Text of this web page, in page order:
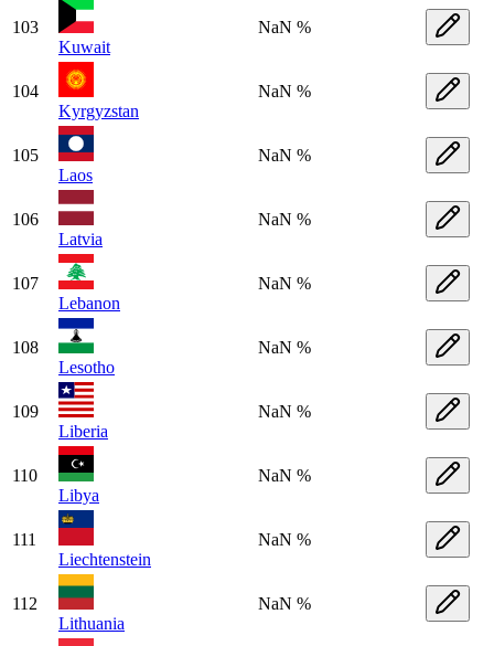
103
Kuwait
NaN %
104
Kyrgyzstan
NaN %
105
Laos
NaN %
106
Latvia
NaN %
107
Lebanon
NaN %
108
Lesotho
NaN %
109
Liberia
NaN %
110
Libya
NaN %
111
Liechtenstein
NaN %
112
Lithuania
NaN %